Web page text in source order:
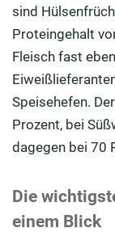
sind
Proteingehalt
Fleisch fast
Speisehefen.
Prozent, bei
dagegen bei 70
Die
einem Blick